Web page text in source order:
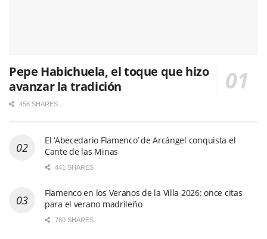
Pepe Habichuela, el toque que hizo
avanzar la tradición
458 SHARES
El ‘Abecedario Flamenco’ de Arcángel conquista el
Cante de las Minas
441 SHARES
Flamenco en los Veranos de la Villa 2026: once citas
para el verano madrileño
760 SHARES